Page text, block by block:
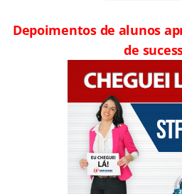
Depoimentos de alunos
de